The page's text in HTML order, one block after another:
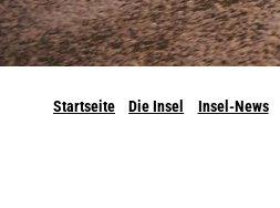
Startseite Die Insel Insel-News